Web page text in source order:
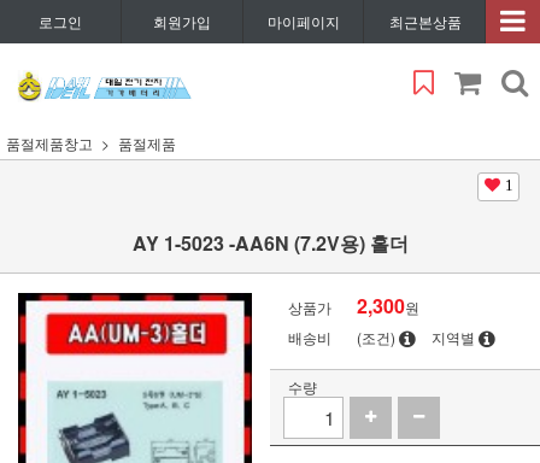
로그인 회원가입 마이페이지 최근본상품
품절제품창고 품절제품
1
AY 1-5023 -AA6N (7.2V용) 홀더
상품가 2,300원
배송비
(조건) 지역별
수량